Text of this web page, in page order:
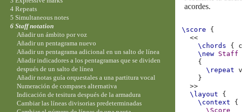
acordes.
\score
{
<<
\chords
{ c
\new Staff
{
\repeat
}
>>
\layout
{
\context
{
\Score
4 Repeats
5 Simultaneous notes
6 Staff notation
Añadir un ámbito por voz
Añadir un pentagrama nuevo
Añadir un pentagrama adicional en un salto de línea
Añadir indicadores a los pentagramas que se dividen
después de un salto de línea
Añadir notas guía orquestales a una partitura vocal
Numeración de compases alternativa
Indicación de tesitura después de la armadura
Cambiar las líneas divisorias predeterminadas